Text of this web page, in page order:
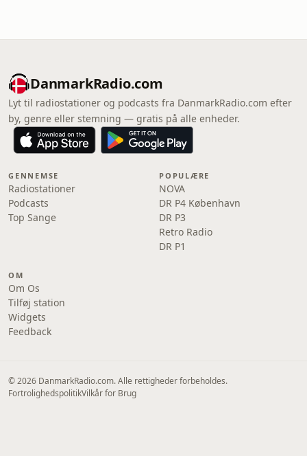
DanmarkRadio.com
Lyt til radiostationer og podcasts fra DanmarkRadio.com efter
by, genre eller stemning — gratis på alle enheder.
GENNEMSE
Radiostationer
Podcasts
Top Sange
POPULÆRE
NOVA
DR P4 København
DR P3
Retro Radio
DR P1
OM
Om Os
Tilføj station
Widgets
Feedback
© 2026 DanmarkRadio.com. Alle rettigheder forbeholdes.
FortrolighedspolitikVilkår for Brug